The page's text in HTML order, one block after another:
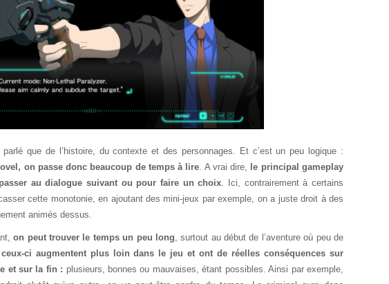
parlé que de l’histoire, du contexte et des personnages. Et c’est un peu logique :
on passe donc beaucoup de temps à lire . A vrai dire,
le principal gameplay
au dialogue suivant ou pour faire un choix . Ici, contrairement à certains
cette monotonie, en ajoutant des mini-jeux par exemple, on a juste droit à des
animés dessus.
on peut trouver le temps un peu long , surtout au début de l’aventure où peu de
ceux-ci augmentent plus loin dans le jeu et ont de réelles conséquences sur
et sur la fin : plusieurs, bonnes ou mauvaises, étant possibles. Ainsi par exemple,